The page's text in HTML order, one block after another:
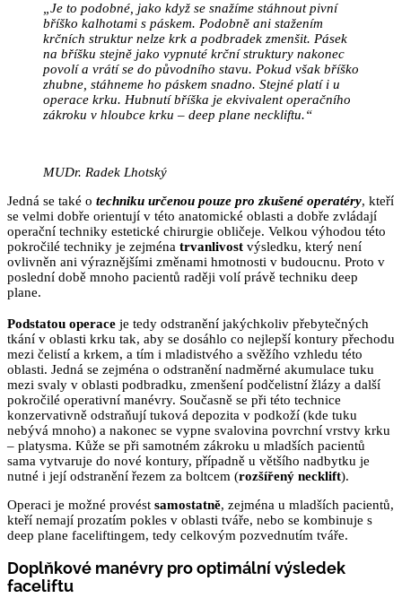
„Je to podobné, jako když se snažíme stáhnout pivní
bříško kalhotami s páskem. Podobně ani stažením
krčních struktur nelze krk a podbradek zmenšit. Pásek
na bříšku stejně jako vypnuté krční struktury nakonec
povolí a vrátí se do původního stavu. Pokud však bříško
zhubne, stáhneme ho páskem snadno. Stejné platí i u
operace krku. Hubnutí bříška je ekvivalent operačního
zákroku v hloubce krku – deep plane neckliftu.“
MUDr. Radek Lhotský
Jedná se také o techniku určenou pouze pro zkušené operatéry, kteří
se velmi dobře orientují v této anatomické oblasti a dobře zvládají
operační techniky estetické chirurgie obličeje. Velkou výhodou této
pokročilé techniky je zejména trvanlivost výsledku, který není
ovlivněn ani výraznějšími změnami hmotnosti v budoucnu. Proto v
poslední době mnoho pacientů raději volí právě techniku deep
plane.
Podstatou operace je tedy odstranění jakýchkoliv přebytečných
tkání v oblasti krku tak, aby se dosáhlo co nejlepší kontury přechodu
mezi čelistí a krkem, a tím i mladistvého a svěžího vzhledu této
oblasti. Jedná se zejména o odstranění nadměrné akumulace tuku
mezi svaly v oblasti podbradku, zmenšení podčelistní žlázy a další
pokročilé operativní manévry. Současně se při této technice
konzervativně odstraňují tuková depozita v podkoží (kde tuku
nebývá mnoho) a nakonec se vypne svalovina povrchní vrstvy krku
– platysma. Kůže se při samotném zákroku u mladších pacientů
sama vytvaruje do nové kontury, případně u většího nadbytku je
nutné i její odstranění řezem za boltcem (rozšířený necklift).
Operaci je možné provést samostatně, zejména u mladších pacientů,
kteří nemají prozatím pokles v oblasti tváře, nebo se kombinuje s
deep plane faceliftingem, tedy celkovým pozvednutím tváře.
Doplňkové manévry pro optimální výsledek
faceliftu